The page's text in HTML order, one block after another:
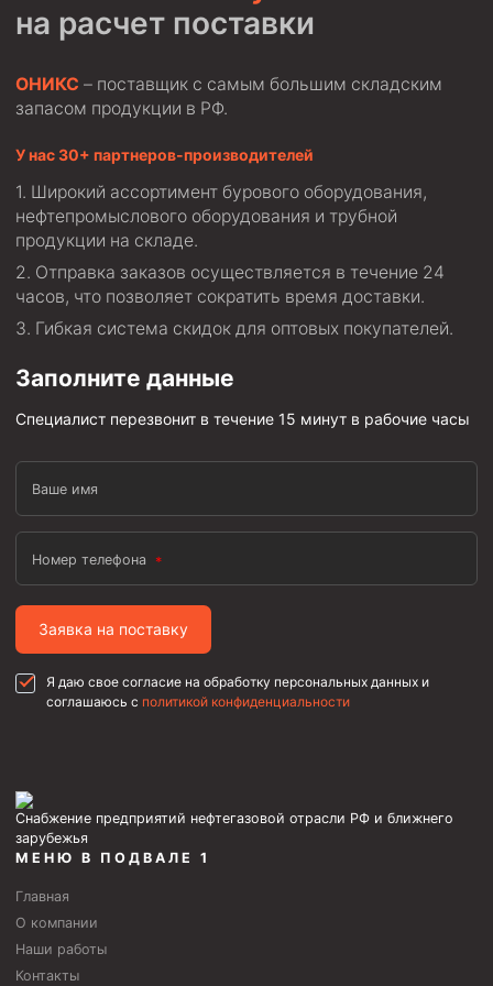
Циркуляционные системы и оборудование для
приготовления и очистки бурового раствора
Патрубки цементировочные ПЦ
Головки цементировочные универсальные
Устройство экранирующее для цементирования
скважин УЭЦС
Разъединители резьбовые РР
Переводники
Кольца ограничительные ПЦ и ЦЦ
Муфты ступенчатого цементирования
Пробки цементировочные
Скребки корончатые СК и тросовые СТ
Герметизаторы устьевые
Инструмент для бурения и КРС (ловильный, аварийный)
Перья гидромониторные
Пауки гидравлические
Пауки механические
Ерши механические
на расчет поставки
ОНИКС – поставщик с самым большим складским
запасом продукции в РФ.
У нас 30+ партнеров-производителей
Широкий ассортимент бурового оборудования,
нефтепромыслового оборудования и трубной
продукции на складе.
Отправка заказов осуществляется в течение 24
часов, что позволяет сократить время доставки.
Гибкая система скидок для оптовых покупателей.
Заполните данные
Специалист перезвонит в течение 15 минут в рабочие часы
Ваше имя
Номер телефона
Заявка на поставку
Я даю свое согласие на обработку персональных данных и
соглашаюсь с политикой конфиденциальности
Снабжение предприятий нефтегазовой отрасли РФ и ближнего
зарубежья
МЕНЮ В ПОДВАЛЕ 1
Главная
О компании
Наши работы
Контакты